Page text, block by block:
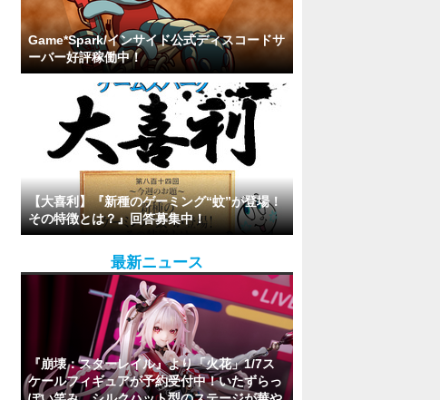
Game*Spark/インサイド公式ディスコードサ
ーバー好評稼働中！
【大喜利】『新種のゲーミング“蚊”が登場！
その特徴とは？』回答募集中！
最新ニュース
『崩壊：スターレイル』より「火花」1/7ス
ケールフィギュアが予約受付中！いたずらっ